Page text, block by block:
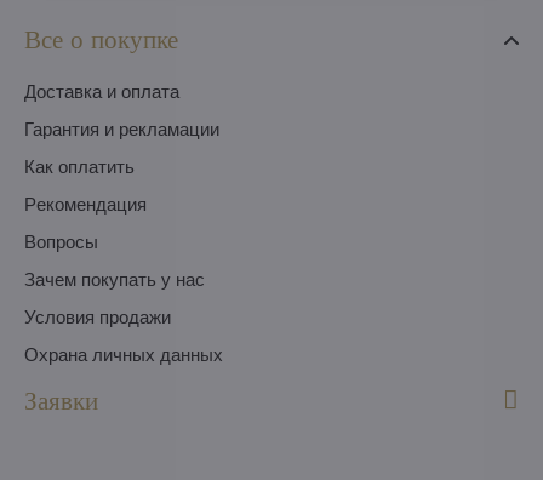
Все о покупке
Доставка и оплата
Гарантия и рекламации
Как оплатить
Pекомендация
Вопросы
Зачем покупать у нас
Условия продажи
Охрана личных данных
Заявки